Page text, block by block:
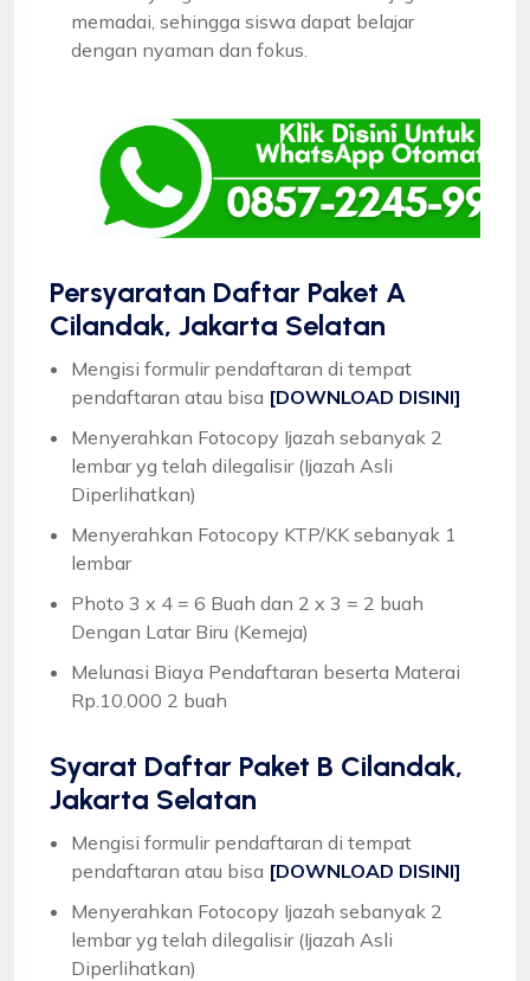
memadai, sehingga siswa dapat belajar
dengan nyaman dan fokus.
Persyaratan Daftar Paket A
Cilandak, Jakarta Selatan
Mengisi formulir pendaftaran di tempat
pendaftaran atau bisa [DOWNLOAD DISINI]
Menyerahkan Fotocopy Ijazah sebanyak 2
lembar yg telah dilegalisir (Ijazah Asli
Diperlihatkan)
Menyerahkan Fotocopy KTP/KK sebanyak 1
lembar
Photo 3 x 4 = 6 Buah dan 2 x 3 = 2 buah
Dengan Latar Biru (Kemeja)
Melunasi Biaya Pendaftaran beserta Materai
Rp.10.000 2 buah
Syarat Daftar Paket B Cilandak,
Jakarta Selatan
Mengisi formulir pendaftaran di tempat
pendaftaran atau bisa [DOWNLOAD DISINI]
Menyerahkan Fotocopy Ijazah sebanyak 2
lembar yg telah dilegalisir (Ijazah Asli
Diperlihatkan)